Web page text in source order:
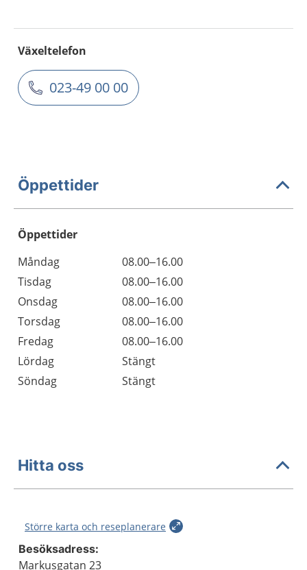
Växeltelefon
023-49 00 00
Öppettider
Öppettider
Dag
Öppettider
Kommentarer
Måndag
08.00–16.00
Tisdag
08.00–16.00
Onsdag
08.00–16.00
Torsdag
08.00–16.00
Fredag
08.00–16.00
Lördag
Stängt
Söndag
Stängt
Hitta oss
Större karta och reseplanerare
Besöksadress:
Markusgatan 23